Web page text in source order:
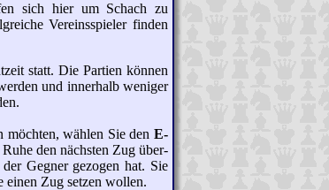
sich hier um Schach zu
Vereins­spieler finden
statt. Die Partien können
und inner­halb weniger
wählen Sie den E-
den nächsten Zug über­
Gegner ge­zogen hat. Sie
einen Zug setzen wollen.